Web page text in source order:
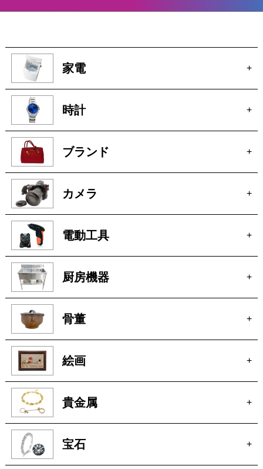
家電 +
時計 +
ブランド +
カメラ +
電動工具 +
厨房機器 +
骨董 +
絵画 +
貴金属 +
宝石 +